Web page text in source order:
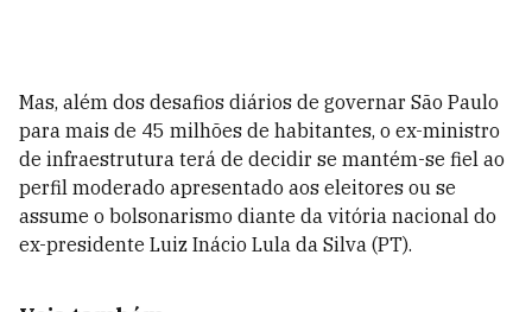
Mas, além dos desafios diários de governar São Paulo
para mais de 45 milhões de habitantes, o ex-ministro
de infraestrutura terá de decidir se mantém-se fiel ao
perfil moderado apresentado aos eleitores ou se
assume o bolsonarismo diante da vitória nacional do
ex-presidente Luiz Inácio Lula da Silva (PT).